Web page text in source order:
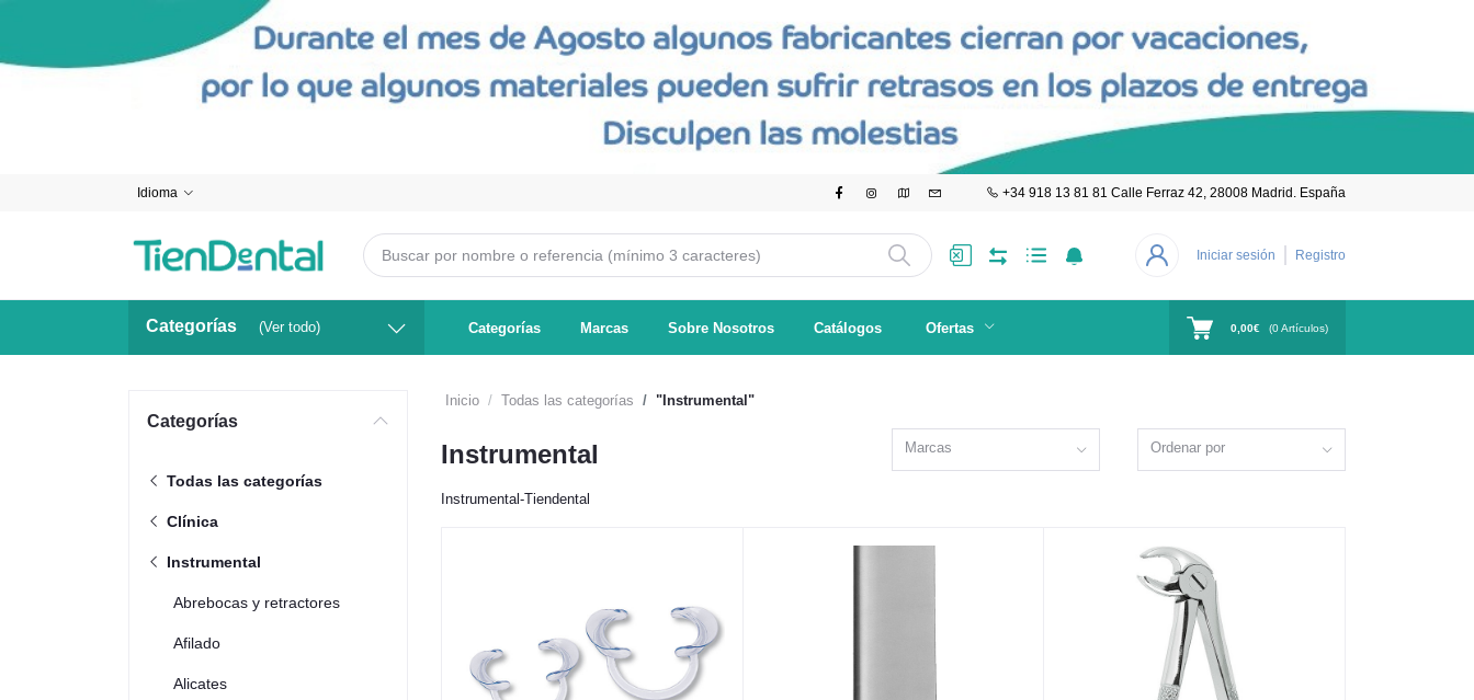
Idioma +34 918 13 81 81 Calle Ferraz 42, 28008 Madrid. España
Iniciar sesión Registro
Categorías (Ver todo) Categorías Marcas Sobre Nosotros Catálogos Ofertas 0,00€ (0Artículos)
Categorías
Todas las categorías
Clínica
Instrumental
Abrebocas y retractores
Afilado
Alicates
Inicio Todas las categorías "Instrumental"
Instrumental Marcas Ordenar por
Instrumental-Tiendental